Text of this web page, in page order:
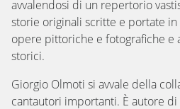
avvalendosi di un repertorio
storie originali scritte e portate in
opere pittoriche e fotografiche e
storici.
Giorgio Olmoti si avvale della
cantautori importanti. È autore